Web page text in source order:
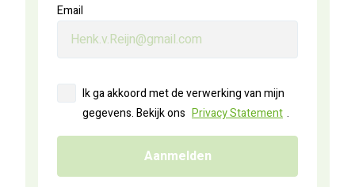
Email
Ik ga akkoord met de verwerking van mijn
gegevens. Bekijk ons Privacy Statement .
Aanmelden